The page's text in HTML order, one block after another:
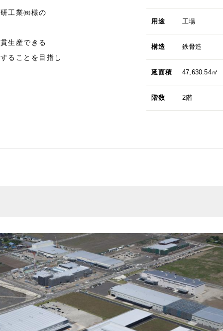
工業㈱様の
生産できる
ることを目指し
用途 工場
構造 鉄骨造
延面積 47,630.54㎡
階数 2階